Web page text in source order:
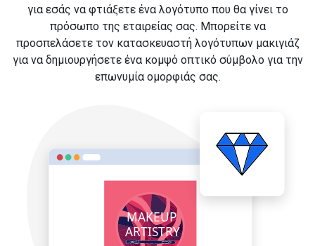
για εσάς να φτιάξετε ένα λογότυπο που θα γίνει το
πρόσωπο της εταιρείας σας. Μπορείτε να
προσπελάσετε τον κατασκευαστή λογότυπων μακιγιάζ
για να δημιουργήσετε ένα κομψό οπτικό σύμβολο για την
επωνυμία ομορφιάς σας.